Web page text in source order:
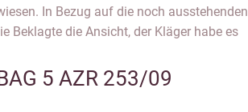
In Bezug auf die noch ausstehenden
Beklagte die Ansicht, der Kläger habe es
5 AZR 253/09